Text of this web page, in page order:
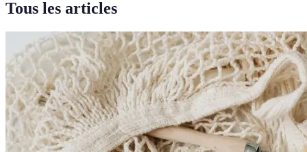
Tous les articles